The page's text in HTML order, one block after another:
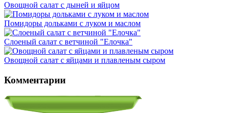
Овощной салат с дыней и яйцом
Помидоры дольками с луком и маслом
Слоеный салат с ветчиной "Елочка"
Овощной салат с яйцами и плавленым сыром
Комментарии